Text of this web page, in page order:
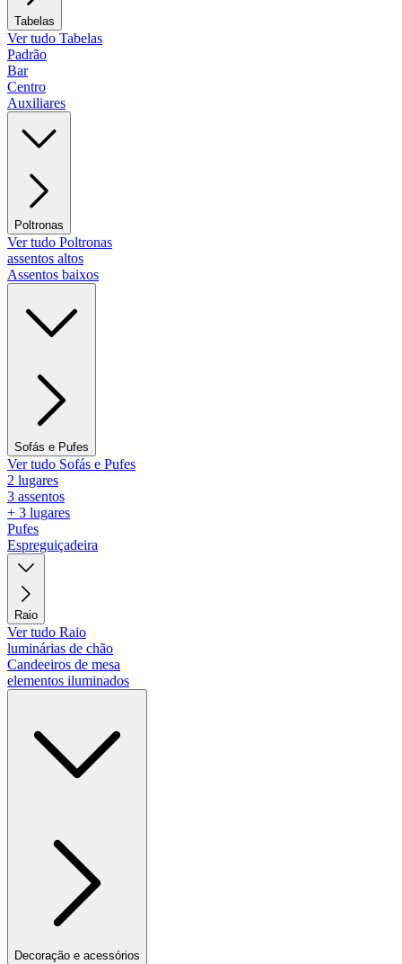
Tabelas
Ver tudo Tabelas
Padrão
Bar
Centro
Auxiliares
Poltronas
Ver tudo Poltronas
assentos altos
Assentos baixos
Sofás e Pufes
Ver tudo Sofás e Pufes
2 lugares
3 assentos
+ 3 lugares
Pufes
Espreguiçadeira
Raio
Ver tudo Raio
luminárias de chão
Candeeiros de mesa
elementos iluminados
Decoração e acessórios